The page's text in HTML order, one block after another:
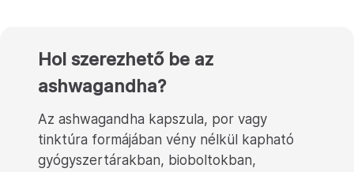
Hol szerezhető be az
ashwagandha?
Az ashwagandha kapszula, por vagy
tinktúra formájában vény nélkül kapható
gyógyszertárakban, bioboltokban,